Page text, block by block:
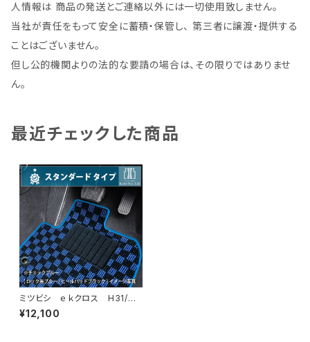
人情報は 商品の発送とご連絡以外には一切使用致しません。
当社が責任をもって安全に蓄積・保管し、 第三者に譲渡・提供する
ことはございません。
但し公的機関よりの法的な要請の場合は、その限りではありませ
ん。
最近チェックした商品
ミツビシ ｅｋクロス H31/
3〜 B30系 フロアマット一
式 カーマット スタンダードタ
¥12,100